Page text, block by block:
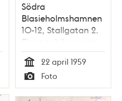
Södra
Blasieholmshamnen
10-12, Stallgatan 2.
Flaggor hängs upp
inför Norges kung
Olav V:s ankomst
Tid
22 april 1959
Typ
Foto